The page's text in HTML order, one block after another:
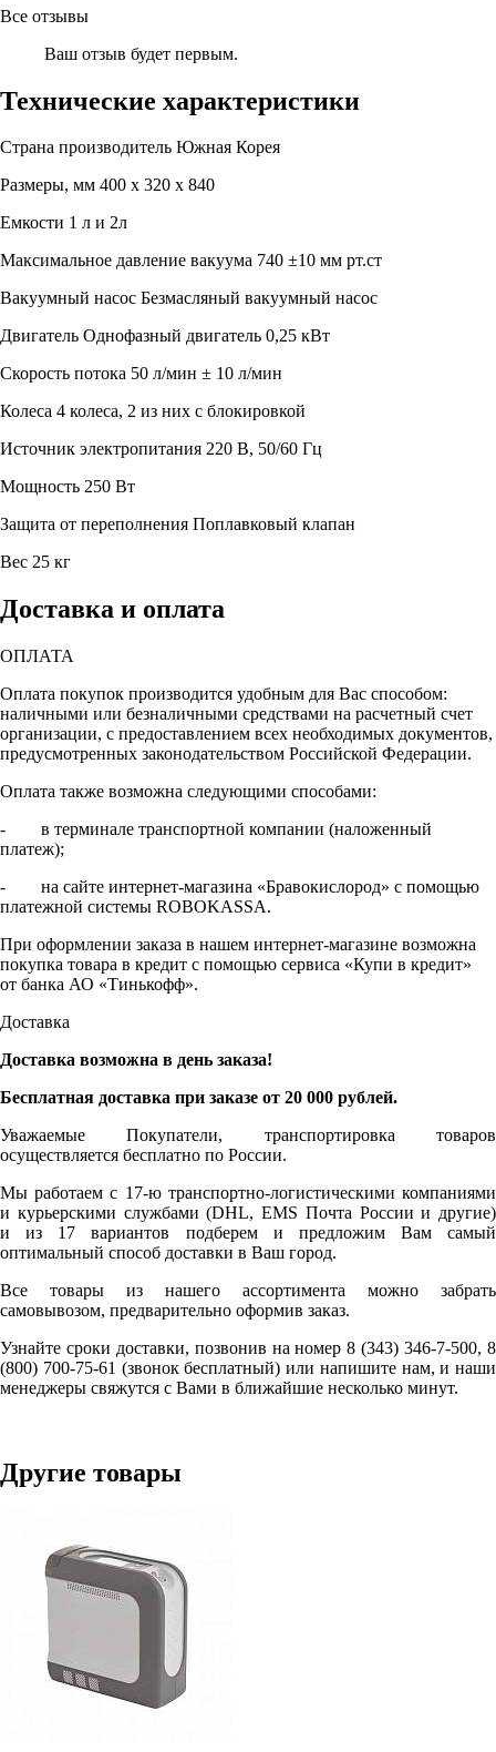
Все отзывы
Ваш отзыв будет первым.
Технические характеристики
Страна производитель Южная Корея
Размеры, мм 400 x 320 x 840
Емкости 1 л и 2л
Максимальное давление вакуума 740 ±10 мм рт.ст
Вакуумный насос Безмасляный вакуумный насос
Двигатель Однофазный двигатель 0,25 кВт
Скорость потока 50 л/мин ± 10 л/мин
Колеса 4 колеса, 2 из них с блокировкой
Источник электропитания 220 В, 50/60 Гц
Мощность 250 Вт
Защита от переполнения Поплавковый клапан
Вес 25 кг
Доставка и оплата
ОПЛАТА
Оплата покупок производится удобным для Вас способом:
наличными или безналичными средствами на расчетный счет
организации, с предоставлением всех необходимых документов,
предусмотренных законодательством Российской Федерации.
Оплата также возможна следующими способами:
- в терминале транспортной компании (наложенный
платеж);
- на сайте интернет-магазина «Бравокислород» с помощью
платежной системы ROBOKASSA.
При оформлении заказа в нашем интернет-магазине возможна
покупка товара в кредит с помощью сервиса «Купи в кредит»
от банка АО «Тинькофф».
Доставка
Доставка возможна в день заказа!
Бесплатная доставка при заказе от 20 000 рублей.
Уважаемые Покупатели, транспортировка товаров
осуществляется бесплатно по России.
Мы работаем с 17-ю транспортно-логистическими компаниями
и курьерскими службами (DHL, EMS Почта России и другие)
и из 17 вариантов подберем и предложим Вам самый
оптимальный способ доставки в Ваш город.
Все товары из нашего ассортимента можно забрать
самовывозом, предварительно оформив заказ.
Узнайте сроки доставки, позвонив на номер 8 (343) 346-7-500, 8
(800) 700-75-61 (звонок бесплатный) или напишите нам, и наши
менеджеры свяжутся с Вами в ближайшие несколько минут.
Другие товары